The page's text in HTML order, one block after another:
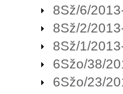
8Sž/6/
8Sž/2/
8Sž/1/
6Sžo/38/
6Sžo/23/